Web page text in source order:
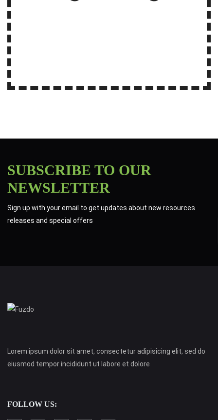
SUBSCRIBE TO OUR
NEWSLETTER
Sign up with your email to get updates about new resources
releases and special offers
Lorem ipsum dolor sit amet, consectetur adipisicing elit, sed do
eiusmod tempor incididunt ut labore et dolore
FOLLOW US: